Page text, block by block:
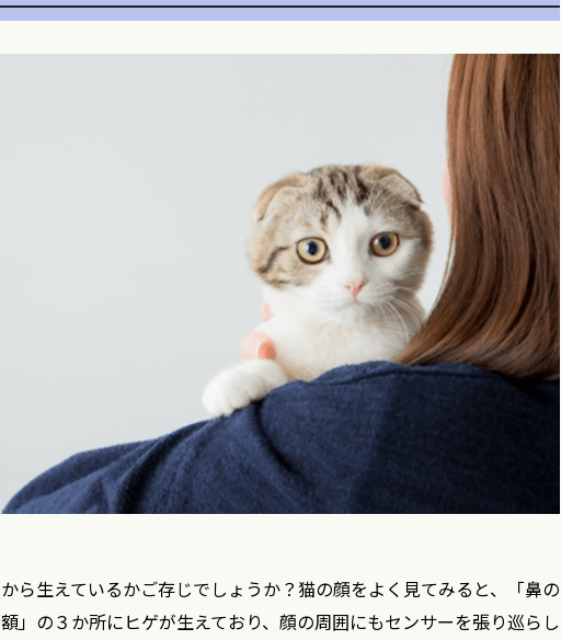
ら生えているかご存じでしょうか？猫の顔をよく見てみると、「鼻の
」の３か所にヒゲが生えており、顔の周囲にもセンサーを張り巡らし